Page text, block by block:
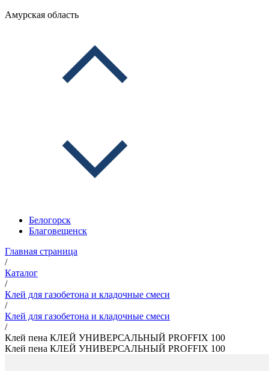
Амурская область
Белогорск
Благовещенск
Главная страница
/
Каталог
/
Клей для газобетона и кладочные смеси
/
Клей для газобетона и кладочные смеси
/
Клей пена КЛЕЙ УНИВЕРСАЛЬНЫЙ PROFFIX 100
Клей пена КЛЕЙ УНИВЕРСАЛЬНЫЙ PROFFIX 100